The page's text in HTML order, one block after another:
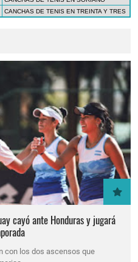
CANCHAS DE TENIS EN TREINTA Y TRES
cayó ante Honduras y jugará
con los dos ascensos que